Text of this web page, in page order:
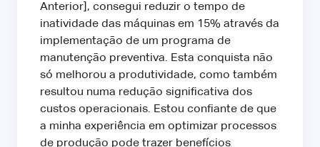
Anterior], consegui reduzir o tempo de
inatividade das máquinas em 15% através da
implementação de um programa de
manutenção preventiva. Esta conquista não
só melhorou a produtividade, como também
resultou numa redução significativa dos
custos operacionais. Estou confiante de que
a minha experiência em optimizar processos
de produção pode trazer benefícios